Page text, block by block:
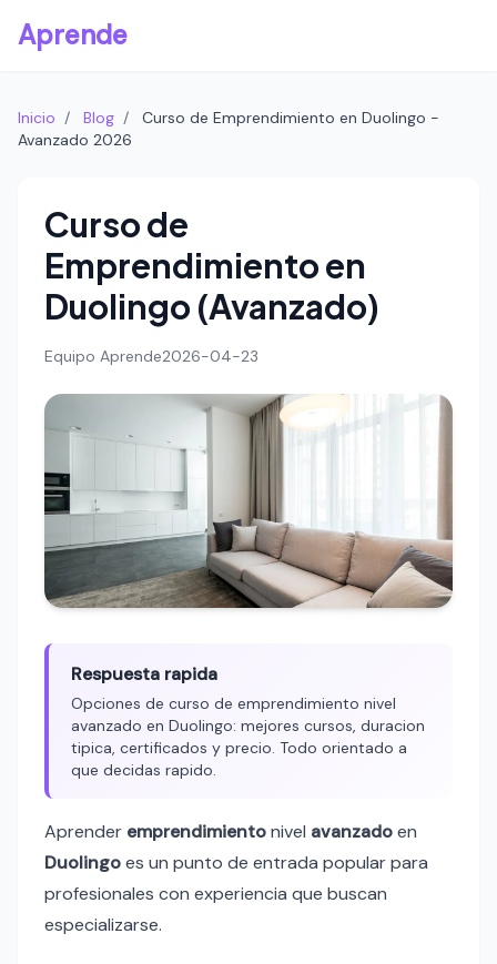
Aprende
Inicio / Blog /
Curso de Emprendimiento en Duolingo -
Avanzado 2026
Curso de
Emprendimiento en
Duolingo (Avanzado)
Equipo Aprende2026-04-23
Respuesta rapida
Opciones de curso de emprendimiento nivel
avanzado en Duolingo: mejores cursos, duracion
tipica, certificados y precio. Todo orientado a
que decidas rapido.
Aprender emprendimientonivel avanzadoen
Duolingoes un punto de entrada popular para
profesionales con experiencia que buscan
especializarse.